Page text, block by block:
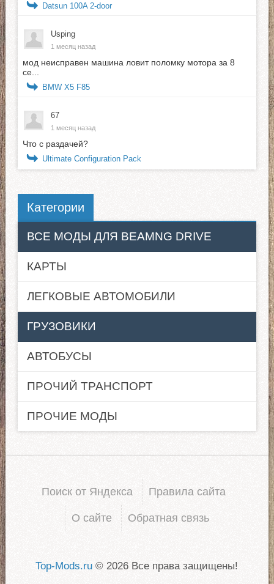
Datsun 100A 2-door
Usping
1 месяц назад
мод неисправен машина ловит поломку мотора за 8
се...
BMW X5 F85
67
1 месяц назад
Что с раздачей?
Ultimate Configuration Pack
Категории
ВСЕ МОДЫ ДЛЯ BEAMNG DRIVE
КАРТЫ
ЛЕГКОВЫЕ АВТОМОБИЛИ
ГРУЗОВИКИ
АВТОБУСЫ
ПРОЧИЙ ТРАНСПОРТ
ПРОЧИЕ МОДЫ
Поиск от Яндекса Правила сайта
О сайте Обратная связь
Top-Mods.ru © 2026 Все права защищены!